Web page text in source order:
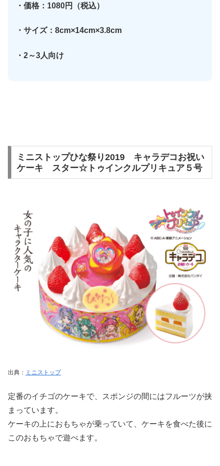
・価格：1080円（税込）
・サイズ：8cm×14cm×3.8cm
・2～3人向け
ミニストップひな祭り2019 キャラデコお祝い
ケーキ スター☆トゥインクルプリキュア５号
出典： ミニストップ
定番のイチゴのケーキで、スポンジの間にはフルーツが挟
まっています。
ケーキの上におもちゃが乗っていて、ケーキを食べた後に
このおもちゃで遊べます。